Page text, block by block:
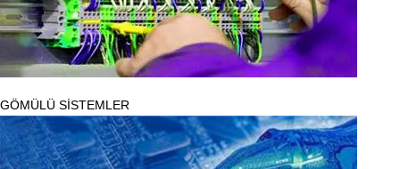
GÖMÜLÜ SİSTEMLER